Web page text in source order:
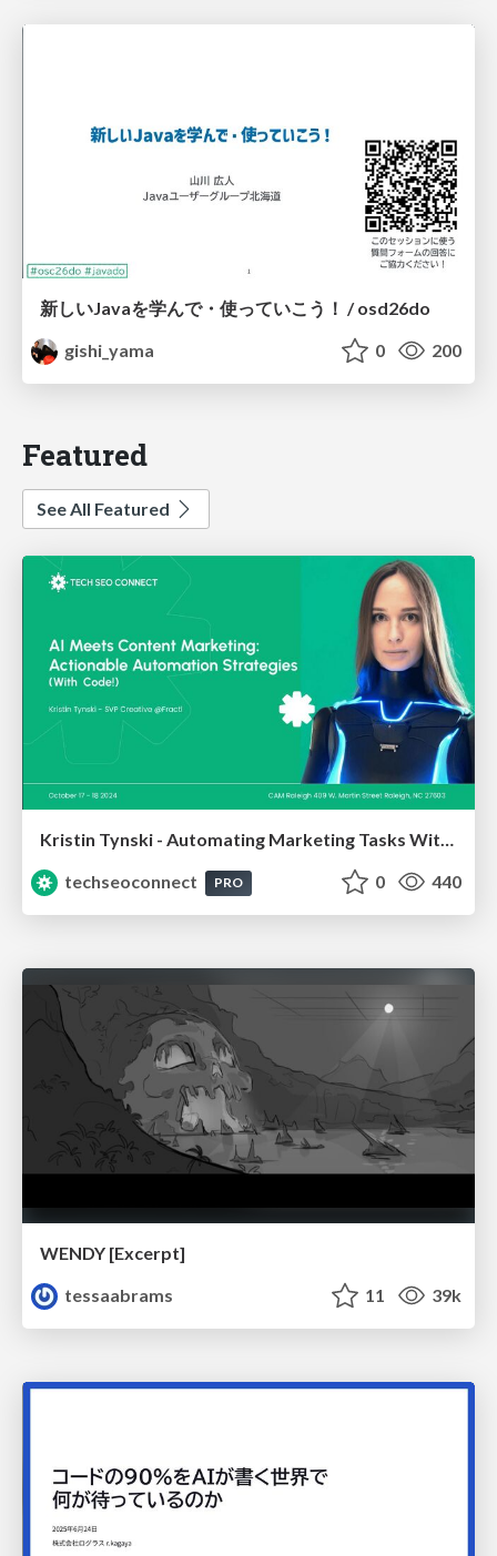
新しいJavaを学んで・使っていこう！ / osd26do
gishi_yama
0 200
Featured
See All Featured
Kristin Tynski - Automating Marketing Tasks With AI
techseoconnect
PRO 0 440
WENDY [Excerpt]
tessaabrams
11 39k